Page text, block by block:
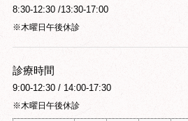
8:30-12:30 /13:30-17:00
※木曜日午後休診
診療時間
9:00-12:30 / 14:00-17:30
※木曜日午後休診